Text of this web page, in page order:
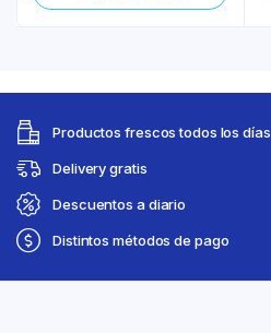
Productos frescos todos los días
Delivery gratis
Descuentos a diario
Distintos métodos de pago